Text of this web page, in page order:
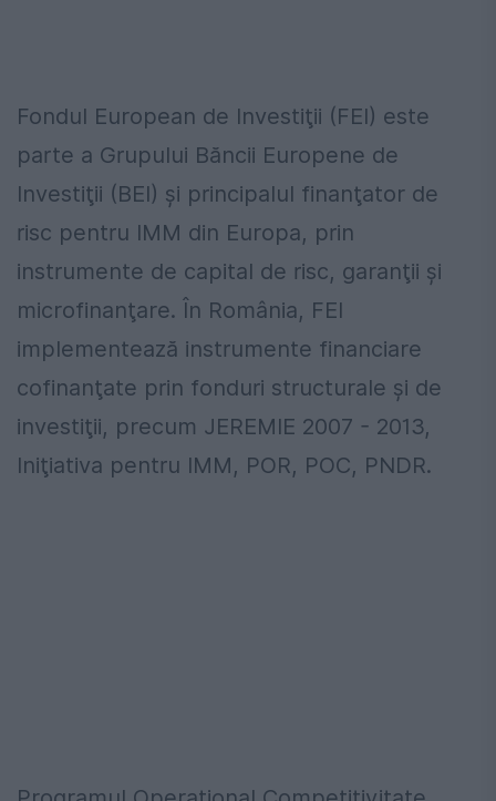
Fondul European de Investiţii (FEI) este
parte a Grupului Băncii Europene de
Investiţii (BEI) şi principalul finanţator de
risc pentru IMM din Europa, prin
instrumente de capital de risc, garanţii şi
microfinanţare. În România, FEI
implementează instrumente financiare
cofinanţate prin fonduri structurale şi de
investiţii, precum JEREMIE 2007 - 2013,
Iniţiativa pentru IMM, POR, POC, PNDR.